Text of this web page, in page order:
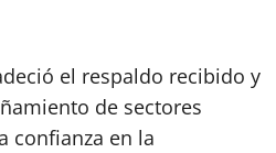
el respaldo recibido y
de sectores
confianza en la